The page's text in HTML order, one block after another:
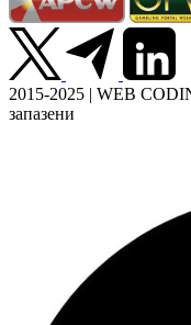
2015-2025 | WEB
запазени